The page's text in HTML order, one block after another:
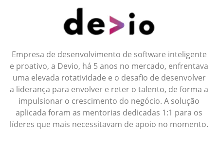
Empresa de desenvolvimento de software inteligente
e proativo, a Devio, há 5 anos no mercado, enfrentava
uma elevada rotatividade e o desafio de desenvolver
a liderança para envolver e reter o talento, de forma a
impulsionar o crescimento do negócio. A solução
aplicada foram as mentorias dedicadas 1:1 para os
líderes que mais necessitavam de apoio no momento.